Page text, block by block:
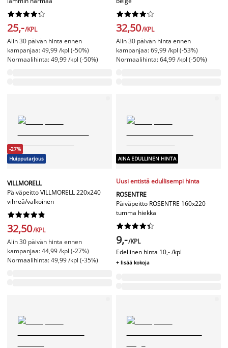






25,-/KPL
Alin 30 päivän hinta ennen
kampanjaa: 49,99 /kpl (-50%)
Normaalihinta: 49,99 /kpl (-50%)






32,50/KPL
Alin 30 päivän hinta ennen
kampanjaa: 69,99 /kpl (-53%)
Normaalihinta: 64,99 /kpl (-50%)
-27%
Huipputarjous
VILLMORELL
Päiväpeitto VILLMORELL 220x240
vihreä/valkoinen






32,50/KPL
Alin 30 päivän hinta ennen
kampanjaa: 44,99 /kpl (-27%)
Normaalihinta: 49,99 /kpl (-35%)
AINA EDULLINEN HINTA
Uusi entistä edullisempi hinta
ROSENTRE
Päiväpeitto ROSENTRE 160x220
tumma hiekka






9,-/KPL
Edellinen hinta 10,- /kpl
+ lisää kokoja